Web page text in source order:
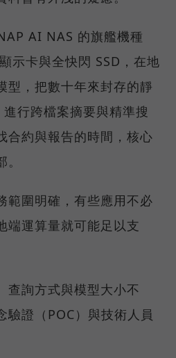
AI NAS 的旗艦機種
示卡與全快閃 SSD，在地
型，把數十年來封存的靜
行跨檔案摘要與精準搜
合約與報告的時間，核心
範圍明確，有些應用不必
端運算量就可能足以支
查詢方式與模型大小不
驗證（POC）與技術人員